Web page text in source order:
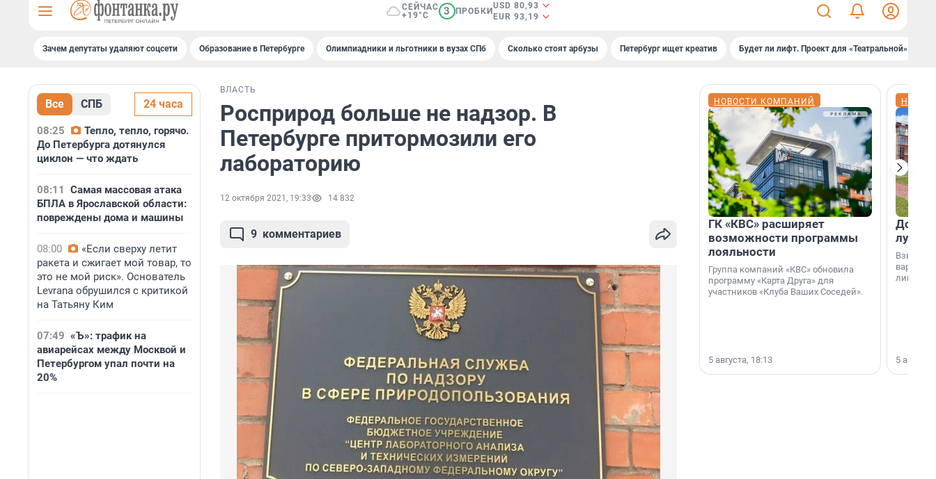
СЕЙЧАС
+19°C
3 ПРОБКИ
USD 80,93
EUR 93,19
Зачем депутаты удаляют соцсети Образование в Петербурге Олимпиадники и льготники в вузах СПб Сколько стоят арбузы Петербург ищет креатив Будет ли лифт. Проект для «Театральной»
Все СПБ 24 часа
08:25
Тепло, тепло, горячо.
До Петербурга дотянулся
циклон — что ждать
08:11
Самая массовая атака
БПЛА в Ярославской области:
повреждены дома и машины
08:00
«Если сверху летит
ракета и сжигает мой товар, то
это не мой риск». Основатель
Levrana обрушился с критикой
на Татьяну Ким
07:49 «Ъ»: трафик на
авиарейсах между Москвой и
Петербургом упал почти на
20%
ВЛАСТЬ
Росприрод больше не надзор. В
Петербурге притормозили его
лабораторию
12 октября 2021, 19:33 14 832
9 комментариев
НОВОСТИ КОМПАНИЙ
ГК «КВС» расширяет
возможности программы
лояльности
Группа компаний «КВС» обновила
программу «Карта Друга» для
участников «Клуба Ваших Соседей».
5 августа, 18:13
Дом
лучше
лишнего
5